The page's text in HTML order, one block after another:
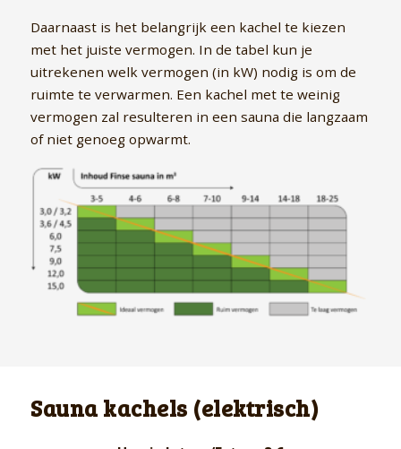
Daarnaast is het belangrijk een kachel te kiezen
met het juiste vermogen. In de tabel kun je
uitrekenen welk vermogen (in kW) nodig is om de
ruimte te verwarmen. Een kachel met te weinig
vermogen zal resulteren in een sauna die langzaam
of niet genoeg opwarmt.
Sauna kachels (elektrisch)